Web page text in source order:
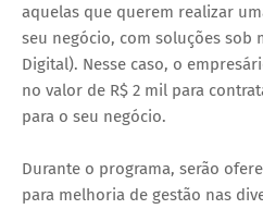
aquelas que querem realizar
seu negócio, com soluções sob
Digital). Nesse caso, o
no valor de R$ 2 mil para
para o seu negócio.
Durante o programa, serão
para melhoria de gestão nas